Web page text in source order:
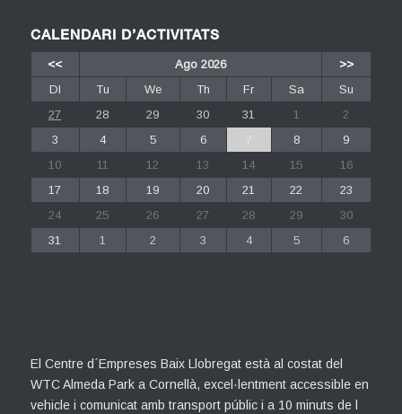
CALENDARI D’ACTIVITATS
<< Ago 2026
>>
Dl
Tu We Th Fr Sa
Su
27
28 29 30 31 1
2
3
4 5 6 7 8
9
10
11 12 13 14 15
16
17
18 19 20 21 22
23
24
25 26 27 28 29
30
31
1 2 3 4 5 6
El Centre d´Empreses Baix Llobregat està al costat del
WTC Almeda Park a Cornellà, excel·lentment accessible en
vehicle i comunicat amb transport públic i a 10 minuts de l